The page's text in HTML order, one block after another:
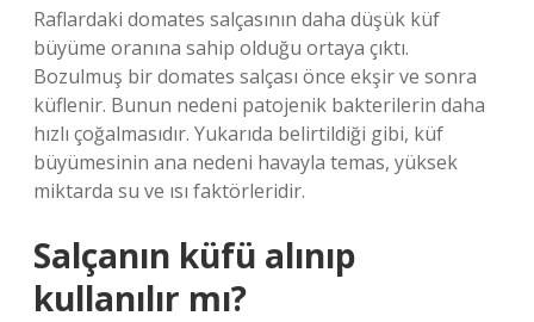
Raflardaki domates salçasının daha düşük küf
büyüme oranına sahip olduğu ortaya çıktı.
Bozulmuş bir domates salçası önce ekşir ve sonra
küflenir. Bunun nedeni patojenik bakterilerin daha
hızlı çoğalmasıdır. Yukarıda belirtildiği gibi, küf
büyümesinin ana nedeni havayla temas, yüksek
miktarda su ve ısı faktörleridir.
Salçanın küfü alınıp
kullanılır mı?